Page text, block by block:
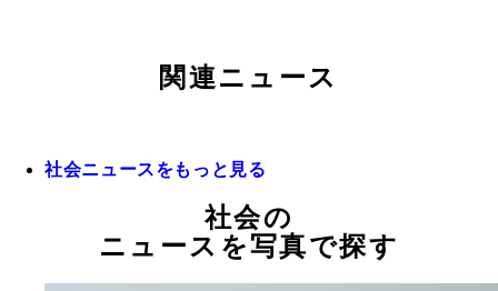
関連ニュース
社会ニュースをもっと見る
社会の
ニュースを写真で探す